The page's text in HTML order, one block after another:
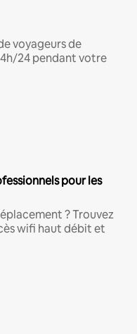
voyageurs de
24 pendant votre
pour les
? Trouvez
wifi haut débit et